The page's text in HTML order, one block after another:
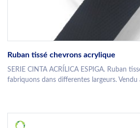
Ruban tissé chevrons acrylique
SERIE CINTA ACRÍLICA ESPIGA. Ruban
fabriquons dans differentes largeurs. Vendu